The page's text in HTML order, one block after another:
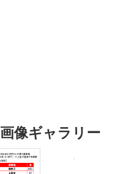
画像ギャラリー